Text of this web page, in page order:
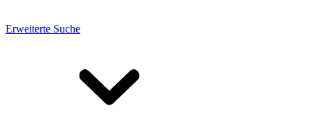
Erweiterte Suche